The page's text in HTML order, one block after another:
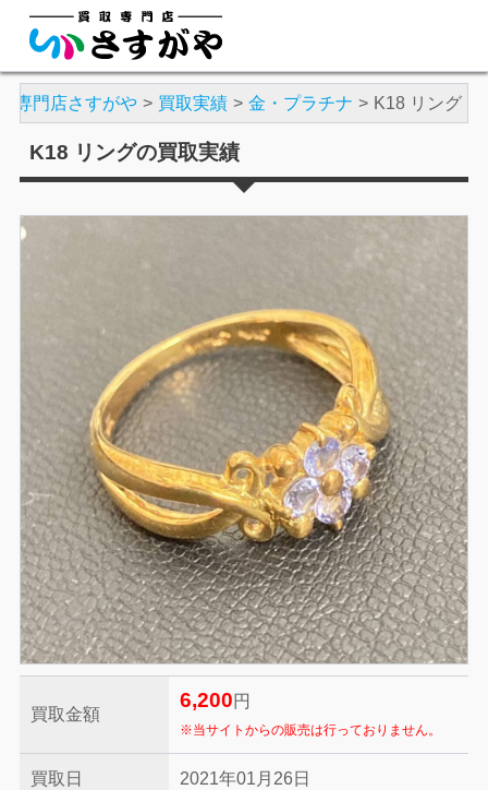
専門店さすがや 買取実績 金・プラチナ K18 リング
K18 リングの買取実績
買取金額
6,200 円
※当サイトからの販売は行っておりません。
買取日 2021年01月26日